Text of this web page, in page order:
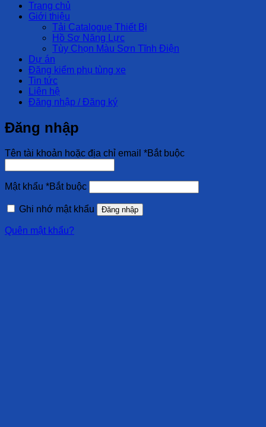
Trang chủ
Giới thiệu
Tải Catalogue Thiết Bị
Hồ Sơ Năng Lực
Tùy Chọn Màu Sơn Tĩnh Điện
Dự án
Đăng kiểm phụ tùng xe
Tin tức
Liên hệ
Đăng nhập / Đăng ký
Đăng nhập
Tên tài khoản hoặc địa chỉ email *Bắt buộc
Mật khẩu *Bắt buộc
Ghi nhớ mật khẩu Đăng nhập
Quên mật khẩu?